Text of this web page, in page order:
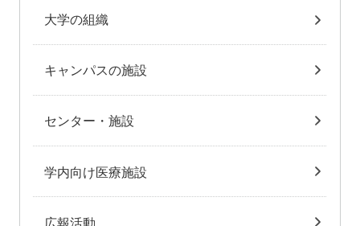
大学の組織
キャンパスの施設
センター・施設
学内向け医療施設
広報活動